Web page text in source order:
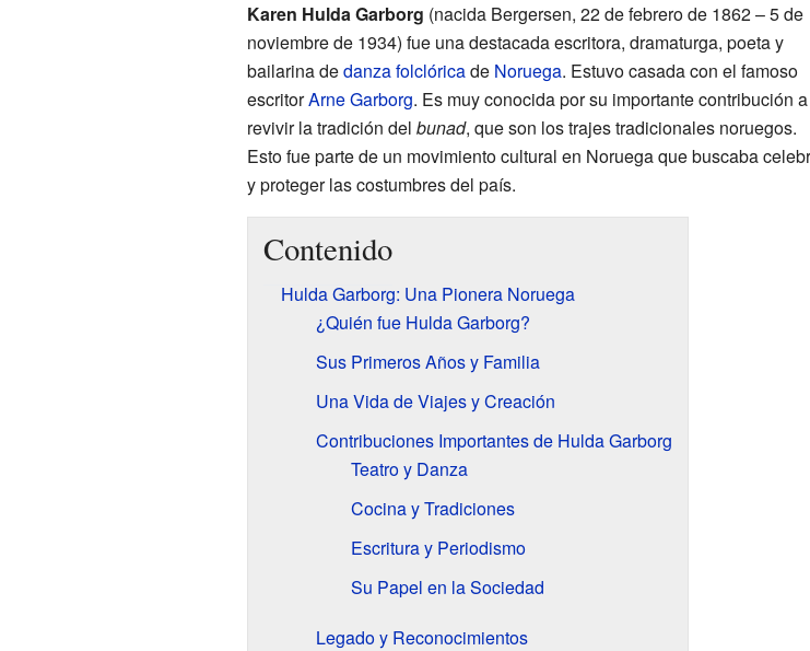
Karen Hulda Garborg (nacida Bergersen, 22 de febrero de 1862 – 5 de
noviembre de 1934) fue una destacada escritora, dramaturga, poeta y
bailarina dedanza folclóricade Noruega. Estuvo casada con el famoso
escritorArne Garborg. Es muy conocida por su importante contribución a
revivir la tradición del bunad, que son los trajes tradicionales noruegos.
Esto fue parte de un movimiento cultural en Noruega que buscaba
y proteger las costumbres del país.
Contenido
Hulda Garborg: Una Pionera Noruega
¿Quién fue Hulda Garborg?
Sus Primeros Años y Familia
Una Vida de Viajes y Creación
Contribuciones Importantes de Hulda Garborg
Teatro y Danza
Cocina y Tradiciones
Escritura y Periodismo
Su Papel en la Sociedad
Legado y Reconocimientos